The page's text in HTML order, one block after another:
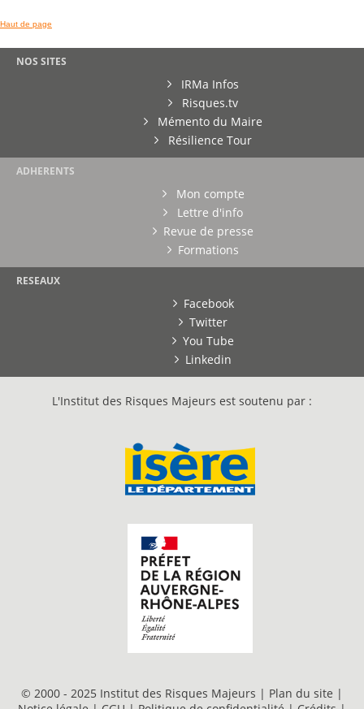
Haut de page
NOS SITES
IRMa Infos
Risques.tv
Mémento du Maire
Résilience Tour
ADHERENTS
Mon compte
Lettre d'info
Revue de presse
Formations
RESEAUX
Facebook
Twitter
You Tube
Linkedin
L'Institut des Risques Majeurs est soutenu par :
© 2000 - 2025 Institut des Risques Majeurs | Plan du site |